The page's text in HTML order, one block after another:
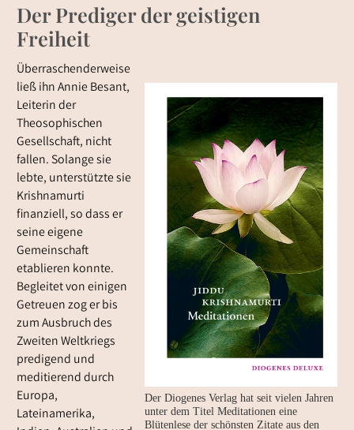
Der Prediger der geistigen
Freiheit
Der Diogenes Verlag hat seit vielen Jahren
unter dem Titel Meditationen eine
Blütenlese der schönsten Zitate aus den
Überraschenderweise
ließ ihn Annie Besant,
Leiterin der
Theosophischen
Gesellschaft, nicht
fallen. Solange sie
lebte, unterstützte sie
Krishnamurti
finanziell, so dass er
seine eigene
Gemeinschaft
etablieren konnte.
Begleitet von einigen
Getreuen zog er bis
zum Ausbruch des
Zweiten Weltkriegs
predigend und
meditierend durch
Europa,
Lateinamerika,